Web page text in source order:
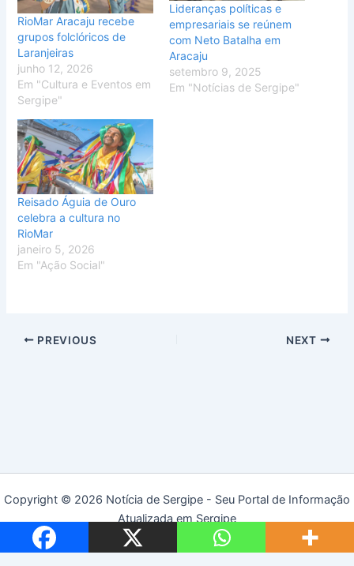
RioMar Aracaju recebe
grupos folclóricos de
Laranjeiras
junho 12, 2026
Em "Cultura e Eventos em
Sergipe"
Lideranças políticas e
empresariais se reúnem
com Neto Batalha em
Aracaju
setembro 9, 2025
Em "Notícias de Sergipe"
Reisado Águia de Ouro
celebra a cultura no
RioMar
janeiro 5, 2026
Em "Ação Social"
PREVIOUS NEXT
Copyright © 2026 Notícia de Sergipe - Seu Portal de Informação
Atualizada em Sergipe